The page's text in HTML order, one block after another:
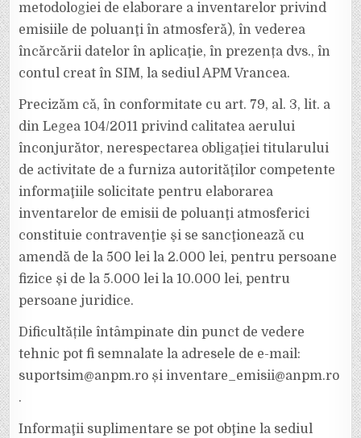
metodologiei de elaborare a inventarelor privind
emisiile de poluanţi în atmosferă), în vederea
încărcării datelor în aplicaţie, în prezența dvs., în
contul creat în SIM, la sediul APM Vrancea.
Precizăm că, în conformitate cu art. 79, al. 3, lit. a
din Legea 104/2011 privind calitatea aerului
înconjurător, nerespectarea obligaţiei titularului
de activitate de a furniza autorităţilor competente
informaţiile solicitate pentru elaborarea
inventarelor de emisii de poluanţi atmosferici
constituie contravenţie şi se sancţionează cu
amendă de la 500 lei la 2.000 lei, pentru persoane
fizice şi de la 5.000 lei la 10.000 lei, pentru
persoane juridice.
Dificultățile întâmpinate din punct de vedere
tehnic pot fi semnalate la adresele de e-mail:
suportsim@anpm.ro și inventare_emisii@anpm.ro
.
Informaţii suplimentare se pot obţine la sediul